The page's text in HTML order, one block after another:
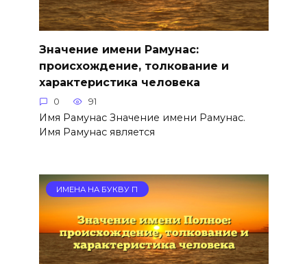
Значение имени Рамунас:
происхождение, толкование и
характеристика человека
0 91
Имя Рамунас Значение имени Рамунас.
Имя Рамунас является
ИМЕНА НА БУКВУ П